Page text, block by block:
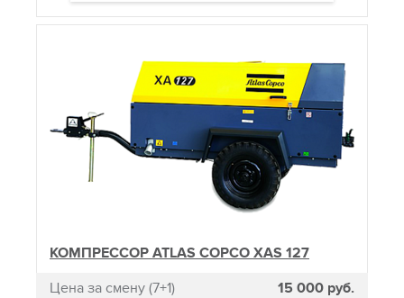
КОМПРЕССОР ATLAS COPCO XAS 127
Цена за смену (7+1)
15 000 руб.